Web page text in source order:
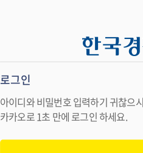
로그인
아이디와 비밀번호 입력하기 귀찮으
카카오로 1초 만에 로그인 하세요.